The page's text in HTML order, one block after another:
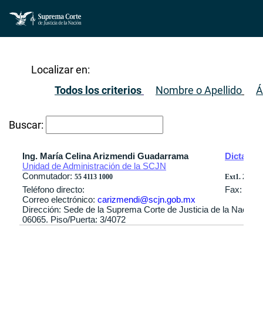
Localizar en:
Todos los criterios
Nombre o Apellido
Buscar:
Ing. María Celina Arizmendi Guadarrama
Unidad de Administración de la SCJN
Conmutador: 55 4113 1000 Ext1. 2362 /
Teléfono directo:
Fax:
Correo electrónico: carizmendi@scjn.gob.mx
Dirección: Sede de la Suprema Corte de Justicia de la
06065. Piso/Puerta: 3/4072